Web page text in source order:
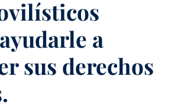
a
sus derechos